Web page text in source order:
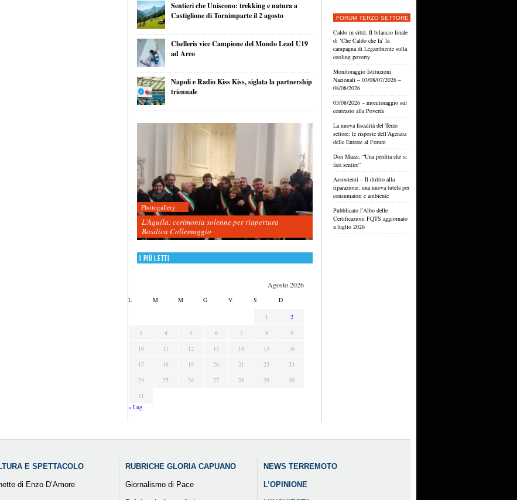
Sentieri che Uniscono: trekking e natura a
Castiglione di Tornimparte il 2 agosto
Chelleris vice Campione del Mondo Lead U19
ad Arco
Napoli e Radio Kiss Kiss, siglata la partnership
triennale
Photogallery
L’Aquila: cerimonia solenne per riapertura
Basilica Collemaggio
I più letti
Agosto 2026
L M M G V S D
1
2
3
4 5 6 7 8
9
10
11 12 13 14 15
16
17
18 19 20 21 22
23
24
25 26 27 28 29
30
31
« Lug
FORUM TERZO SETTORE
Caldo in città: Il bilancio finale
di ‘Che Caldo che fa’ la
campagna di Legambiente sulla
cooling poverty
Monitoraggio Istituzioni
Nazionali – 03/08/07/2026 –
08/08/2026
03/08/2026 – monitoraggio sul
contrasto alla Povertà
La nuova fiscalità del Terzo
settore: le risposte dell’Agenzia
delle Entrate al Forum
Don Mazzi: “Una perdita che si
farà sentire”
Assoutenti – Il diritto alla
riparazione: una nuova tutela per
consumatori e ambiente
Pubblicato l’Albo delle
Certificazioni FQTS aggiornato
a luglio 2026
E SPETTACOLO
di Enzo D’Amore
RUBRICHE GLORIA CAPUANO
Giornalismo di Pace
NEWS TERREMOTO
L’OPINIONE